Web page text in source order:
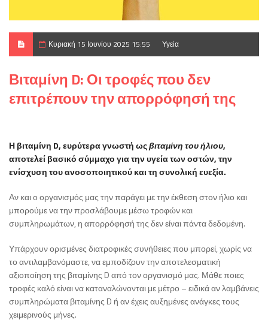
Κυριακή 15 Ιουνίου 2025 15:55 Υγεία
Βιταμίνη D: Οι τροφές που δεν
επιτρέπουν την απορρόφησή της
Η βιταμίνη D, ευρύτερα γνωστή ωςβιταμίνη του ήλιου,
αποτελεί βασικό σύμμαχο για την υγεία των οστών, την
ενίσχυση του ανοσοποιητικού και τη συνολική ευεξία.
Αν και ο οργανισμός μας την παράγει με την έκθεση στον ήλιο και
μπορούμε να την προσλάβουμε μέσω τροφών και
συμπληρωμάτων, η απορρόφησή της δεν είναι πάντα δεδομένη.
Υπάρχουν ορισμένες διατροφικές συνήθειες που μπορεί, χωρίς να
το αντιλαμβανόμαστε, να εμποδίζουν την αποτελεσματική
αξιοποίηση της βιταμίνης D από τον οργανισμό μας. Μάθε ποιες
τροφές καλό είναι να καταναλώνονται με μέτρο – ειδικά αν λαμβάνεις
συμπληρώματα βιταμίνης D ή αν έχεις αυξημένες ανάγκες τους
χειμερινούς μήνες.